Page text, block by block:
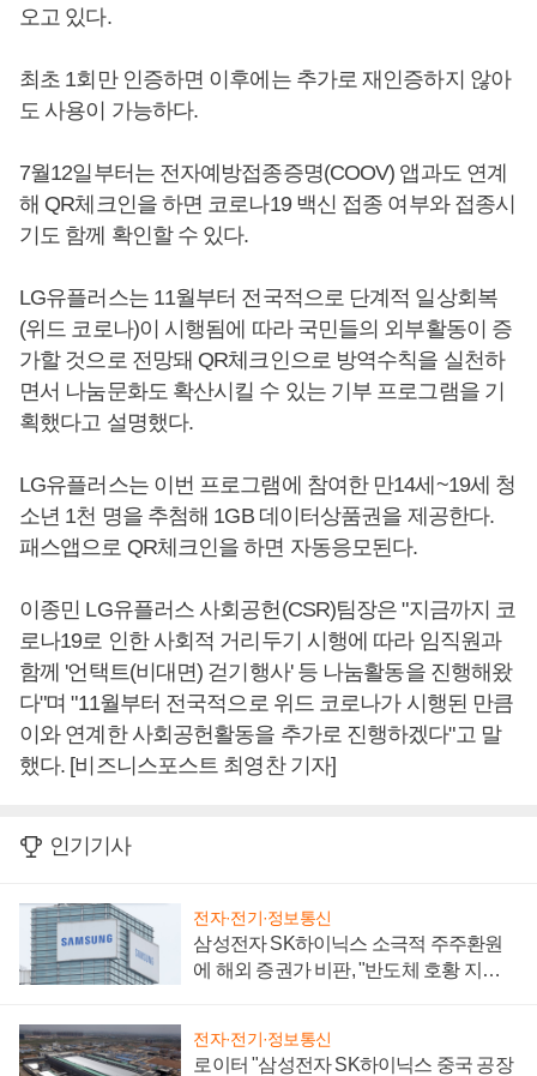
오고 있다.
최초 1회만 인증하면 이후에는 추가로 재인증하지 않아
도 사용이 가능하다.
7월12일부터는 전자예방접종증명(COOV) 앱과도 연계
해 QR체크인을 하면 코로나19 백신 접종 여부와 접종시
기도 함께 확인할 수 있다.
LG유플러스는 11월부터 전국적으로 단계적 일상회복
(위드 코로나)이 시행됨에 따라 국민들의 외부활동이 증
가할 것으로 전망돼 QR체크인으로 방역수칙을 실천하
면서 나눔문화도 확산시킬 수 있는 기부 프로그램을 기
획했다고 설명했다.
LG유플러스는 이번 프로그램에 참여한 만14세~19세 청
소년 1천 명을 추첨해 1GB 데이터상품권을 제공한다.
패스앱으로 QR체크인을 하면 자동응모된다.
이종민 LG유플러스 사회공헌(CSR)팀장은 "지금까지 코
로나19로 인한 사회적 거리두기 시행에 따라 임직원과
함께 '언택트(비대면) 걷기행사' 등 나눔활동을 진행해왔
다"며 "11월부터 전국적으로 위드 코로나가 시행된 만큼
이와 연계한 사회공헌활동을 추가로 진행하겠다"고 말
했다. [비즈니스포스트 최영찬 기자]
인기기사
전자·전기·정보통신
삼성전자 SK하이닉스 소극적 주주환원
에 해외 증권가 비판, "반도체 호황 지속
전자·전기·정보통신
로이터 "삼성전자 SK하이닉스 중국 공장